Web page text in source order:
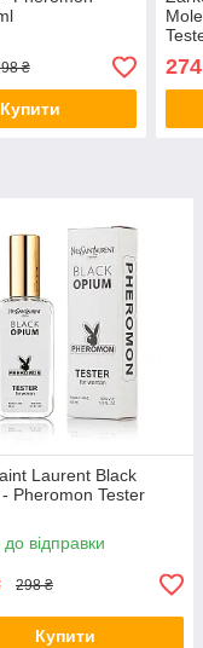
₴
Купити
274
Laurent Black
Pheromon Tester
до відправки
298 ₴
Купити